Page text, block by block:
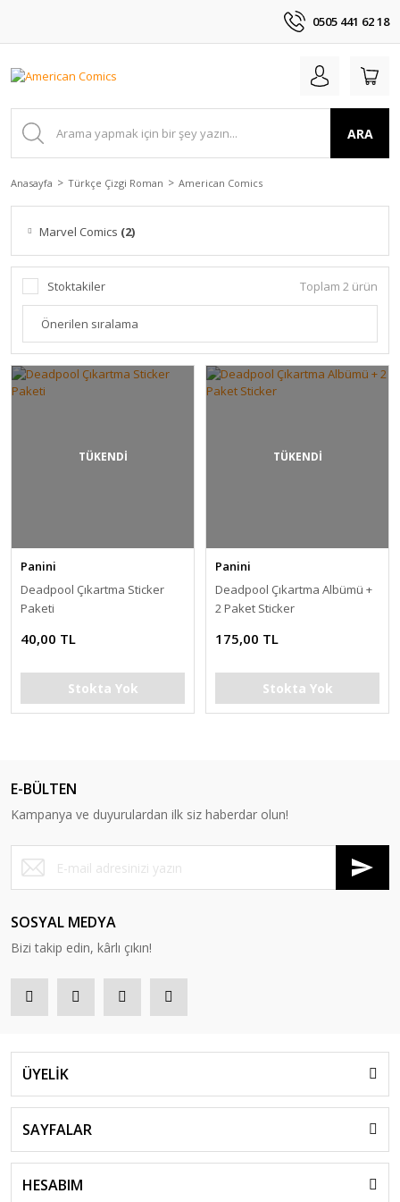
0505 441 62 18
ARA
Anasayfa Türkçe Çizgi Roman American Comics
Marvel Comics (2)
Stoktakiler Toplam 2 ürün
TÜKENDİ
Panini
Deadpool Çıkartma Sticker
Paketi
40,00 TL
Stokta Yok
TÜKENDİ
Panini
Deadpool Çıkartma Albümü +
2 Paket Sticker
175,00 TL
Stokta Yok
E-BÜLTEN
Kampanya ve duyurulardan ilk siz haberdar olun!
SOSYAL MEDYA
Bizi takip edin, kârlı çıkın!
ÜYELİK
SAYFALAR
HESABIM